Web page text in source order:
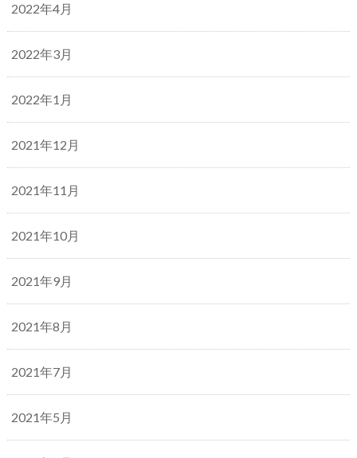
2022年4月
2022年3月
2022年1月
2021年12月
2021年11月
2021年10月
2021年9月
2021年8月
2021年7月
2021年5月